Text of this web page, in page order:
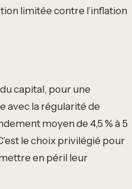
limitée contre l’inflation
capital, pour une
avec la régularité de
moyen de 4,5 % à 5
le choix privilégié pour
en péril leur